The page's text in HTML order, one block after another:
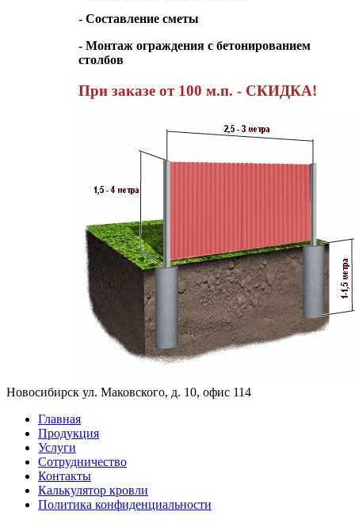
- Составление сметы
- Монтаж ограждения с бетонированием
столбов
При заказе от 100 м.п. - СКИДКА!
Новосибирск ул. Маковского, д. 10, офис 114
Главная
Продукция
Услуги
Сотрудничество
Контакты
Калькулятор кровли
Политика конфиденциальности